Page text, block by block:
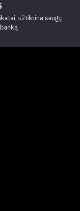
užtikrina saugų